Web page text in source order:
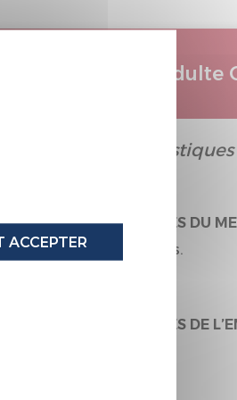
Matelas adulte
et caractéristiques
ENVIRONNEMENTALES DU
de matières recyclées.
ENVIRONNEMENTALES DE
ACCEPTER